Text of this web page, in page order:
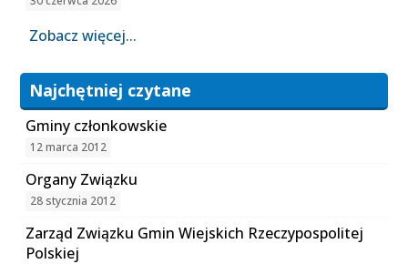
Zobacz więcej...
Najchętniej czytane
Gminy członkowskie
12 marca 2012
Organy Związku
28 stycznia 2012
Zarząd Związku Gmin Wiejskich Rzeczypospolitej
Polskiej